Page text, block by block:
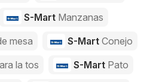
S-Mart Manzanas
mesa S-Mart Conejo
la tos S-Mart Pato